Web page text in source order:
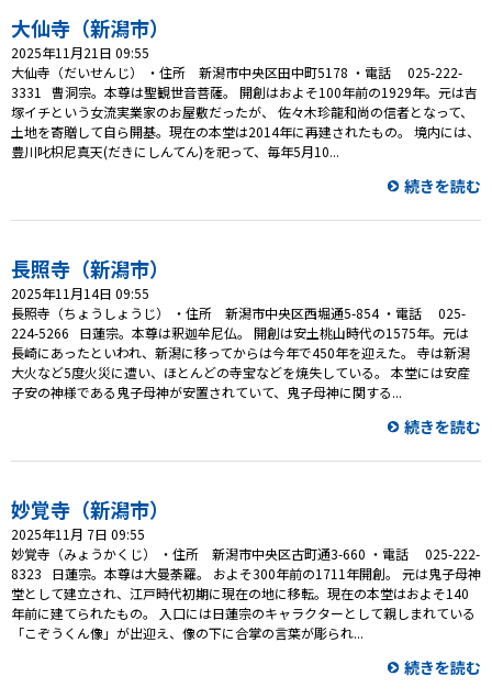
お問い合わせ
大仙寺（新潟市）
2025年11月21日 09:55
大仙寺（だいせんじ） ・住所 新潟市中央区田中町5178 ・電話 025-222-
3331 曹洞宗。本尊は聖観世音菩薩。 開創はおよそ100年前の1929年。元は吉
塚イチという女流実業家のお屋敷だったが、 佐々木珍龍和尚の信者となって、
土地を寄贈して自ら開基。現在の本堂は2014年に再建されたもの。 境内には、
豊川叱枳尼真天(だきにしんてん)を祀って、毎年5月10...
続きを読む
長照寺（新潟市）
2025年11月14日 09:55
長照寺（ちょうしょうじ） ・住所 新潟市中央区西堀通5-854 ・電話 025-
224-5266 日蓮宗。本尊は釈迦牟尼仏。 開創は安土桃山時代の1575年。元は
長崎にあったといわれ、新潟に移ってからは今年で450年を迎えた。 寺は新潟
大火など5度火災に遭い、ほとんどの寺宝などを焼失している。 本堂には安産
子安の神様である鬼子母神が安置されていて、鬼子母神に関する...
続きを読む
妙覚寺（新潟市）
2025年11月 7日 09:55
妙覚寺（みょうかくじ） ・住所 新潟市中央区古町通3-660 ・電話 025-222-
8323 日蓮宗。本尊は大曼荼羅。 およそ300年前の1711年開創。 元は鬼子母神
堂として建立され、江戸時代初期に現在の地に移転。現在の本堂はおよそ140
年前に建てられたもの。 入口には日蓮宗のキャラクターとして親しまれている
「こぞうくん像」が出迎え、像の下に合掌の言葉が彫られ...
続きを読む